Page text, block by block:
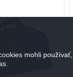
mohli používať,